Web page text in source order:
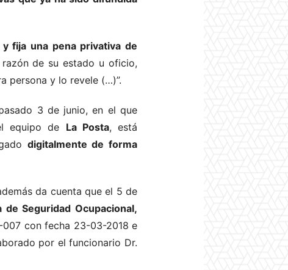
fija una pena privativa de
de su estado u oficio,
persona y lo revele (…)”.
3 de junio, en el que
equipo de La Posta, está
digitalmente de forma
da cuenta que el 5 de
Seguridad Ocupacional,
007 con fecha 23-03-2018 e
por el funcionario Dr.